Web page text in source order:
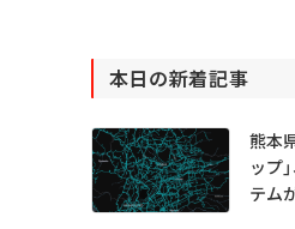
本日の新着記事
熊本
ップ
テム